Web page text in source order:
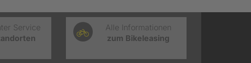
Service
Alle Informationen
zum Bikeleasing